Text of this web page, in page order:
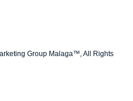
Group Malaga™, All Rights